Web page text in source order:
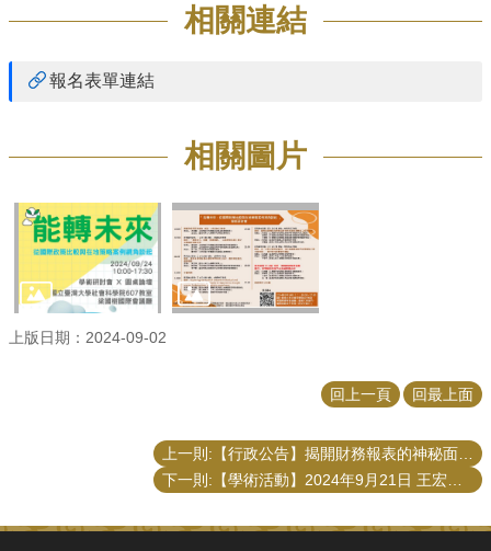
相關連結
報名表單連結
相關圖片
上版日期：2024-09-02
回上一頁 回最上面
上一則:【行政公告】揭開財務報表的神秘面紗--初級會計&財報分析入門: 學分數更正為2學分
下一則:【學術活動】2024年9月21日 王宏文教授、吳舜文助理教授演講「地方治理學術研討會：公共治理與協力」